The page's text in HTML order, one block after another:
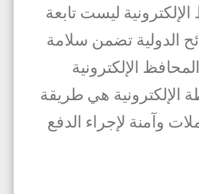
ليست تابعة
الدولية تضمن سلامة
الإلكترونية
الإلكترونية هي طريقة
وآمنة لإجراء الدفع